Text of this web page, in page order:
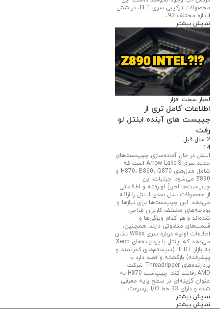
محصولات ترکیبی سری FLT، در شش
اندازه مختلف 92،...
نمایش بیشتر
اخبار سخت افزار
اطلاعات کامل تری از
چیپست های آینده اینتل لو
رفت
2 سال قبل
14
اینتل در حال آماده‌سازی چیپ‌ست‌های
جدید سری Arrow Lake-S است که
شامل مدل‌های H870، B860، Q870 و
Z890 می‌شود. جزئیات این
چیپ‌ست‌ها اخیراً لو رفته و اطلاعاتی
از محصولات نسل بعدی اینتل را ارائه
می‌دهد. این چیپ‌ست‌ها برای نیازها و
بودجه‌های مختلف کاربران طراحی
شده‌اند و هر کدام ویژگی‌ها و
قیمت‌های متفاوتی دارند. همچنین،
اطلاعات اولیه درباره سری W8xx نشان
می‌دهد که اینتل با پردازنده‌های Xeon
به بازار HEDT (سیستم‌های قدرتمند و
پیشرفته) بازگشته و قصد دارد با
پردازنده‌های Threadripper شرکت
AMD رقابت کند. چیپ‌ست H870 به
عنوان گزینه‌ای در سطح پایه معرفی
شده و دارای 33 خط I/O پرسرعت...
نمایش بیشتر
نمایش بیشتر